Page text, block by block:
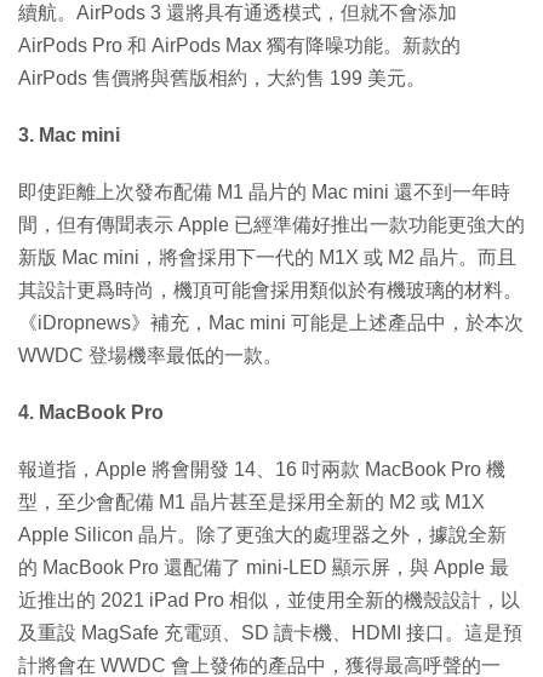
續航。AirPods 3 還將具有通透模式，但就不會添加
AirPods Pro 和 AirPods Max 獨有降噪功能。新款的
AirPods 售價將與舊版相約，大約售 199 美元。
3. Mac mini
即使距離上次發布配備 M1 晶片的 Mac mini 還不到一年時
間，但有傳聞表示 Apple 已經準備好推出一款功能更強大的
新版 Mac mini，將會採用下一代的 M1X 或 M2 晶片。而且
其設計更爲時尚，機頂可能會採用類似於有機玻璃的材料。
《iDropnews》補充，Mac mini 可能是上述產品中，於本次
WWDC 登場機率最低的一款。
4. MacBook Pro
報道指，Apple 將會開發 14、16 吋兩款 MacBook Pro 機
型，至少會配備 M1 晶片甚至是採用全新的 M2 或 M1X
Apple Silicon 晶片。除了更強大的處理器之外，據說全新
的 MacBook Pro 還配備了 m​​ini-LED 顯示屏，與 Apple 最
近推出的 2021 iPad Pro 相似，並使用全新的機殼設計，以
及重設 MagSafe 充電頭、SD 讀卡機、HDMI 接口。這是預
計將會在 WWDC 會上發佈的產品中，獲得最高呼聲的一